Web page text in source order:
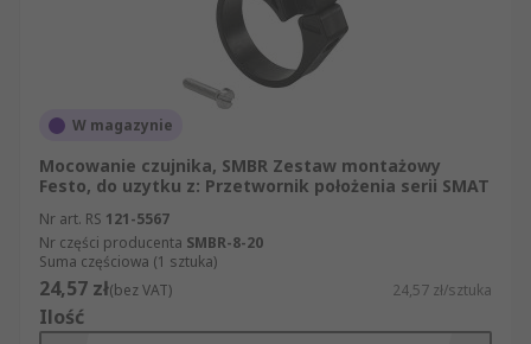
W magazynie
Mocowanie czujnika, SMBR Zestaw montażowy
Festo, do uzytku z: Przetwornik położenia serii SMAT
Nr art. RS 121-5567
Nr części producenta SMBR-8-20
Suma częściowa (1 sztuka)
24,57 zł(bez VAT) 24,57 zł/sztuka
Ilość